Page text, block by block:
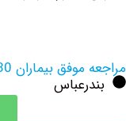
بیماران 180
نوبت دهی2